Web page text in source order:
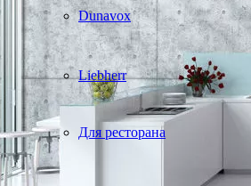
Dunavox
Liebherr
Для ресторана